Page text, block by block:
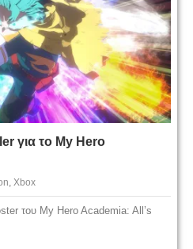
για το My Hero
Xbox
του My Hero Academia: All’s